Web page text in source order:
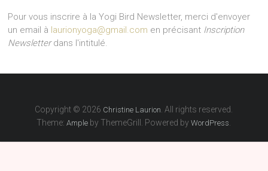
Pour vous inscrire à la Yogi Bird Newsletter, merci d'envoyer
un email à laurionyoga@gmail.com en précisant Inscription
Newsletterdans l'intitulé.
Copyright © 2026 Christine Laurion . All rights reserved.
Theme:Ample by ThemeGrill. Powered byWordPress